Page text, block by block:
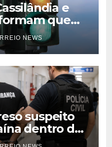
e
que
ruas Amin
Paulino
NEWS
suspeito
dentro de
facção